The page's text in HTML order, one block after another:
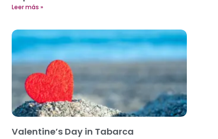
Leer más »
Valentine’s Day in Tabarca